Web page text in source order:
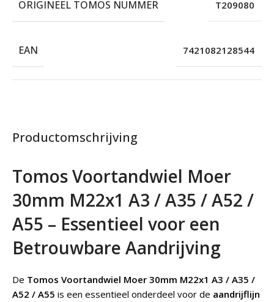
Productomschrijving
Tomos Voortandwiel Moer
30mm M22x1 A3 / A35 / A52 /
A55 – Essentieel voor een
Betrouwbare Aandrijving
De Tomos Voortandwiel Moer 30mm M22x1 A3 / A35 /
A52 / A55 is een essentieel onderdeel voor de aandrijflijn
ORIGINEEL TOMOS NUMMER T209080
EAN 7421082128544